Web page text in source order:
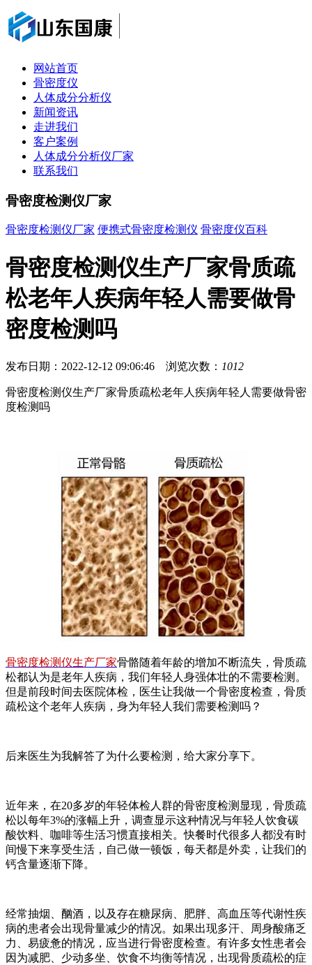
网站首页
骨密度仪
人体成分分析仪
新闻资讯
走进我们
客户案例
人体成分分析仪厂家
联系我们
骨密度检测仪厂家
骨密度检测仪厂家 便携式骨密度检测仪 骨密度仪百科
骨密度检测仪生产厂家骨质疏
松老年人疾病年轻人需要做骨
密度检测吗
发布日期：2022-12-12 09:06:46 浏览次数： 1012
骨密度检测仪生产厂家骨质疏松老年人疾病年轻人需要做骨密
度检测吗
骨密度检测仪生产厂家骨骼随着年龄的增加不断流失，骨质疏
松都认为是老年人疾病，我们年轻人身强体壮的不需要检测。
但是前段时间去医院体检，医生让我做一个骨密度检查，骨质
疏松这个老年人疾病，身为年轻人我们需要检测吗？
后来医生为我解答了为什么要检测，给大家分享下。
近年来，在20多岁的年轻体检人群的骨密度检测显现，骨质疏
松以每年3%的涨幅上升，调查显示这种情况与年轻人饮食碳
酸饮料、咖啡等生活习惯直接相关。快餐时代很多人都没有时
间慢下来享受生活，自己做一顿饭，每天都是外卖，让我们的
钙含量逐渐下降。
经常抽烟、酗酒，以及存在糖尿病、肥胖、高血压等代谢性疾
病的患者会出现骨量减少的情况。如果出现多汗、周身酸痛乏
力、易疲惫的情况，应当进行骨密度检查。有许多女性患者会
因为减肥、少动多坐、饮食不均衡等情况，出现骨质疏松的症